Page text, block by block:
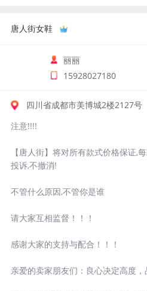
唐人街女鞋
丽丽
15928027180
四川省成都市美博城2楼2127号
注意!!!!
【唐人街】将对所有款式价格保证,
投诉,不撤消!
不管什么原因,不管你是谁
请大家互相监督！！！
感谢大家的支持与配合！！！
亲爱的卖家朋友们：良心决定高度，